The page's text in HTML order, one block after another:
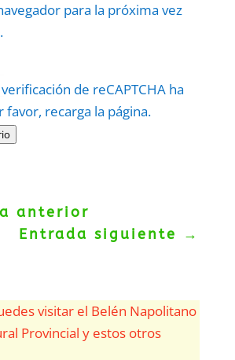
para la próxima vez
de reCAPTCHA ha
favor, recarga la página.
anterior
Entrada siguiente
→